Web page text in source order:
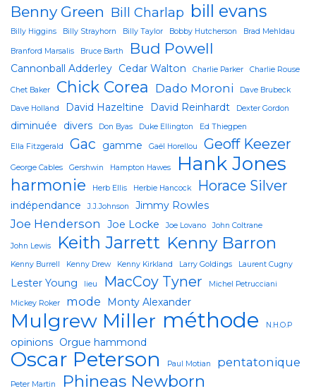
Benny Green Bill Charlap bill evans
Billy Higgins Billy Strayhorn Billy Taylor Bobby Hutcherson Brad Mehldau
Branford Marsalis Bruce Barth Bud Powell
Cannonball Adderley Cedar Walton Charlie Parker Charlie Rouse
Chet Baker Chick Corea Dado Moroni
Dave Brubeck
Dave Holland
David Hazeltine David Reinhardt Dexter Gordon
diminuée divers Don Byas Duke Ellington Ed Thiegpen
Ella Fitzgerald Gac gamme Gaël Horellou Geoff Keezer
George Cables Gershwin Hampton Hawes Hank Jones
harmonie Herb Ellis Herbie Hancock Horace Silver
indépendance J.J.Johnson Jimmy Rowles
Joe Henderson Joe Locke Joe Lovano John Coltrane
John Lewis Keith Jarrett Kenny Barron
Kenny Burrell Kenny Drew Kenny Kirkland Larry Goldings Laurent Cugny
Lester Young lieu MacCoy Tyner Michel Petrucciani
Mickey Roker mode Monty Alexander
Mulgrew Miller méthode N.H.O.P
opinions Orgue hammond
Oscar Peterson Paul Motian pentatonique
Peter Martin Phineas Newborn